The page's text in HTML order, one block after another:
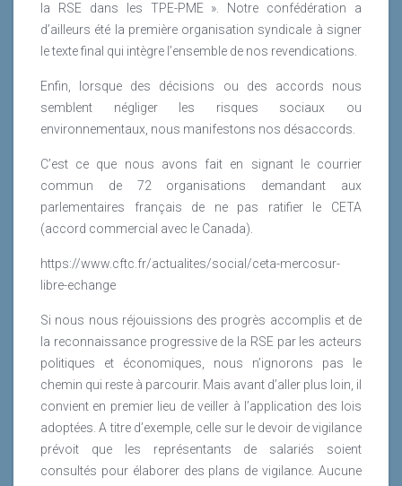
la RSE dans les TPE-PME ». Notre confédération a
d’ailleurs été la première organisation syndicale à signer
le texte final qui intègre l’ensemble de nos revendications.
Enfin, lorsque des décisions ou des accords nous
semblent négliger les risques sociaux ou
environnementaux, nous manifestons nos désaccords.
C’est ce que nous avons fait en signant le courrier
commun de 72 organisations demandant aux
parlementaires français de ne pas ratifier le CETA
(accord commercial avec le Canada).
https://www.cftc.fr/actualites/social/ceta-mercosur-
libre-echange
Si nous nous réjouissions des progrès accomplis et de
la reconnaissance progressive de la RSE par les acteurs
politiques et économiques, nous n’ignorons pas le
chemin qui reste à parcourir. Mais avant d’aller plus loin, il
convient en premier lieu de veiller à l’application des lois
adoptées. A titre d’exemple, celle sur le devoir de vigilance
prévoit que les représentants de salariés soient
consultés pour élaborer des plans de vigilance. Aucune